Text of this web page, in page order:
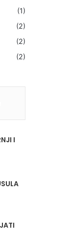
(1)
(2)
(2)
(2)
I